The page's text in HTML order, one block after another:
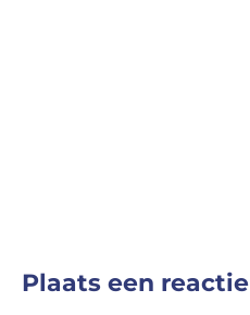
Plaats een reactie